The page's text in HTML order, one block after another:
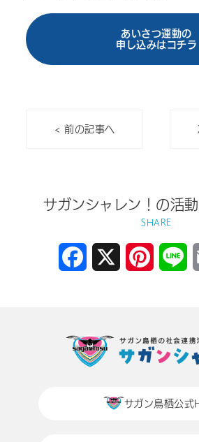
あいさつ運動の
申し込みはコチラ
< 前の記事へ
サガンシャレン！の活動
SHARE
Facebook
X
サガン鳥栖公式